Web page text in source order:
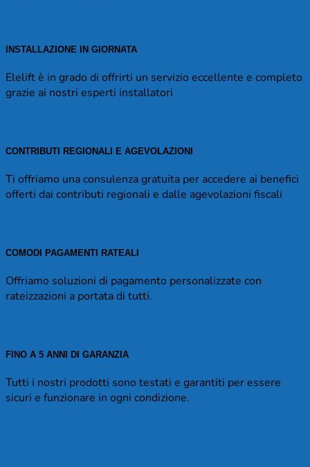
INSTALLAZIONE IN GIORNATA
Elelift è in grado di offrirti un servizio eccellente e completo
grazie ai nostri esperti installatori
CONTRIBUTI REGIONALI E AGEVOLAZIONI
Ti offriamo una consulenza gratuita per accedere ai benefici
offerti dai contributi regionali e dalle agevolazioni fiscali
COMODI PAGAMENTI RATEALI
Offriamo soluzioni di pagamento personalizzate con
rateizzazioni a portata di tutti.
FINO A 5 ANNI DI GARANZIA
Tutti i nostri prodotti sono testati e garantiti per essere
sicuri e funzionare in ogni condizione.